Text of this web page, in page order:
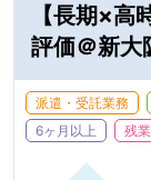
【長期×高
評価＠新
派遣・受託業務
6ヶ月以上
残